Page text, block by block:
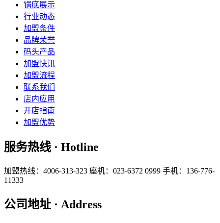
锅底展示
行业动态
加盟条件
品牌荣誉
码头产品
加盟快讯
加盟流程
联系我们
店内应用
开店指南
加盟优势
服务热线 · Hotline
加盟热线：4006-313-323 座机：023-6372 0999 手机：136-776-
11333
公司地址 · Address